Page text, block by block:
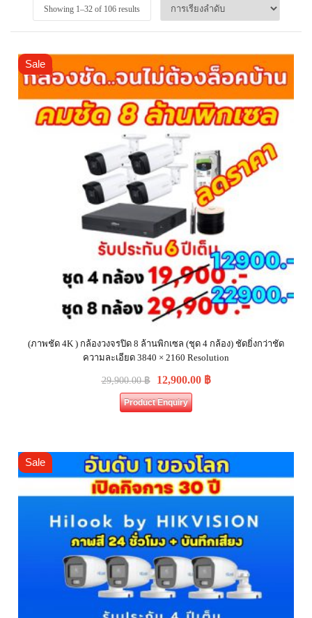
Showing 1–32of 106 results
Sale
(ภาพชัด 4K ) กล้องวงจรปิด 8 ล้านพิกเซล (ชุด 4 กล้อง) ชัดยิ่งกว่าชัด
ความละเอียด 3840 × 2160 Resolution
29,900.00฿ 12,900.00 ฿
Product Enquiry
Sale